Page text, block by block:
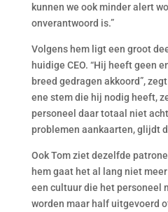
kunnen we ook minder alert
onverantwoord is.”
Volgens hem ligt een groot
huidige CEO. “Hij heeft geen
breed gedragen akkoord”,
ene stem die hij nodig heeft,
personeel daar totaal niet
problemen aankaarten, glijdt
Ook Tom ziet dezelfde
hem gaat het al lang niet
een cultuur die het personeel
worden maar half uitgevoerd